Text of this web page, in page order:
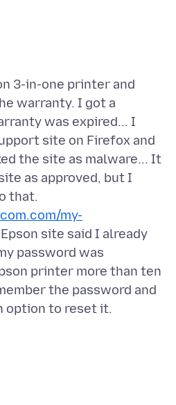
3-in-one printer and
warranty. I got a
was expired... I
site on Firefox and
the site as malware... It
as approved, but I
that.
my-
Epson site said I already
password was
printer more than ten
the password and
option to reset it.